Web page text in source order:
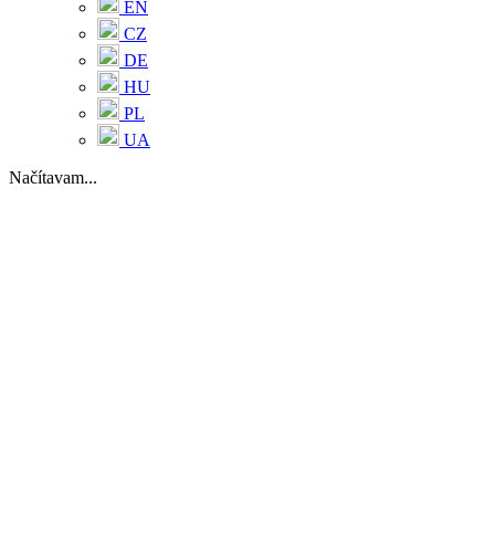
EN
CZ
DE
HU
PL
UA
Načítavam...